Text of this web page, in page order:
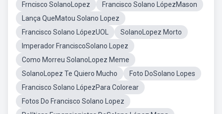
Frncisco SolanoLopez
Francisco Solano LópezMason
Lança QueMatou Solano Lopez
Francisco Solano LópezUOL
SolanoLopez Morto
Imperador FranciscoSolano Lopez
Como Morreu SolanoLopez Meme
SolanoLopez Te Quiero Mucho
Foto DoSolano Lopes
Francisco Solano LópezPara Colorear
Fotos Do Francisco Solano Lopez